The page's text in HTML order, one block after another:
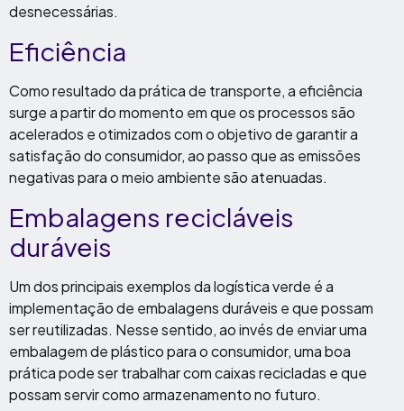
desnecessárias.
Eficiência
Como resultado da prática de transporte, a eficiência
surge a partir do momento em que os processos são
acelerados e otimizados com o objetivo de garantir a
satisfação do consumidor, ao passo que as emissões
negativas para o meio ambiente são atenuadas.
Embalagens recicláveis
duráveis
Um dos principais exemplos da logística verde é a
implementação de embalagens duráveis e que possam
ser reutilizadas. Nesse sentido, ao invés de enviar uma
embalagem de plástico para o consumidor, uma boa
prática pode ser trabalhar com caixas recicladas e que
possam servir como armazenamento no futuro.